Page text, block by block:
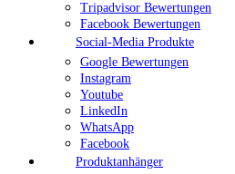
Tripadvisor Bewertungen
Facebook Bewertungen
Social-Media Produkte
Google Bewertungen
Instagram
Youtube
LinkedIn
WhatsApp
Facebook
Produktanhänger